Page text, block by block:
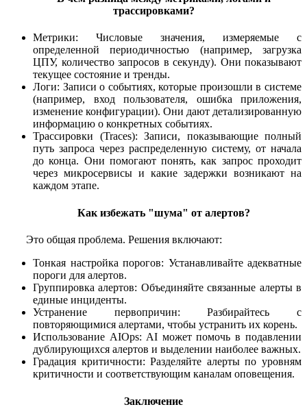
трассировками?
Метрики: Числовые значения, измеряемые с
определенной периодичностью (например, загрузка
ЦПУ, количество запросов в секунду). Они показывают
текущее состояние и тренды.
Логи: Записи о событиях, которые произошли в системе
(например, вход пользователя, ошибка приложения,
изменение конфигурации). Они дают детализированную
информацию о конкретных событиях.
Трассировки (Traces): Записи, показывающие полный
путь запроса через распределенную систему, от начала
до конца. Они помогают понять, как запрос проходит
через микросервисы и какие задержки возникают на
каждом этапе.
Как избежать "шума" от алертов?
Это общая проблема. Решения включают:
Тонкая настройка порогов: Устанавливайте адекватные
пороги для алертов.
Группировка алертов: Объединяйте связанные алерты в
единые инциденты.
Устранение первопричин: Разбирайтесь с
повторяющимися алертами, чтобы устранить их корень.
Использование AIOps: AI может помочь в подавлении
дублирующихся алертов и выделении наиболее важных.
Градация критичности: Разделяйте алерты по уровням
критичности и соответствующим каналам оповещения.
Заключение